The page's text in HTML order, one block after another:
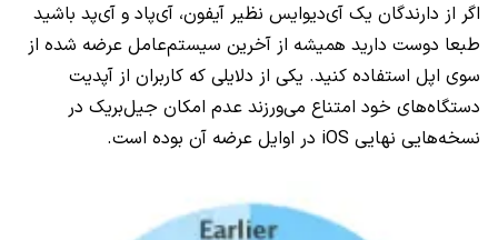
اگر از دارندگان یک آی‌دیوایس نظیر آیفون، آی‌پاد و آی‌پد باشید
طبعا دوست دارید همیشه از آخرین سیستم‌عامل عرضه شده از
سوی اپل استفاده کنید. یکی از دلایلی که کاربران از آپدیت
دستگاه‌های خود امتناع می‌ورزند عدم امکان جیل‌بریک در
نسخه‌هایی نهایی iOS در اوایل عرضه آن بوده است.